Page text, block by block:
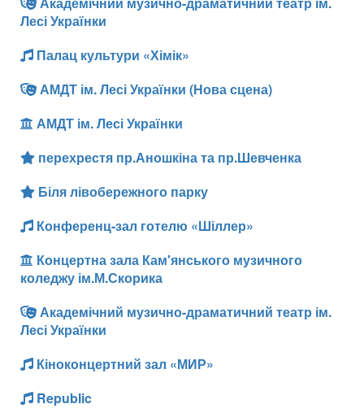
Лесі Українки
Палац культури «Хімік»
АМДТ ім. Лесі Українки (Нова сцена)
АМДТ ім. Лесі Українки
перехрестя пр.Аношкіна та пр.Шевченка
Біля лівобережного парку
Конференц-зал готелю «Шіллер»
Концертна зала Кам'янського музичного
коледжу ім.М.Скорика
Академічний музично-драматичний театр ім.
Лесі Українки
Кіноконцертний зал «МИР»
Republic